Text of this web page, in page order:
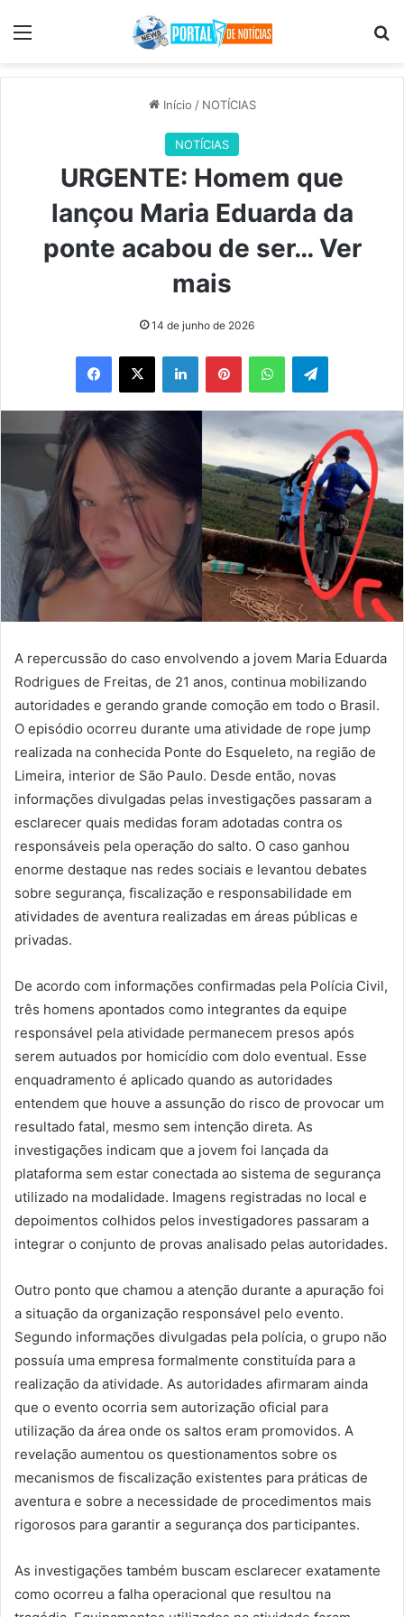
Menu
Início / NOTÍCIAS
NOTÍCIAS
URGENTE: Homem que
lançou Maria Eduarda da
ponte acabou de ser… Ver
mais
14 de junho de 2026
Facebook
X LinkedinPinterestWhatsAppTelegram
A repercussão do caso envolvendo a jovem Maria Eduarda
Rodrigues de Freitas, de 21 anos, continua mobilizando
autoridades e gerando grande comoção em todo o Brasil.
O episódio ocorreu durante uma atividade de rope jump
realizada na conhecida Ponte do Esqueleto, na região de
Limeira, interior de São Paulo. Desde então, novas
informações divulgadas pelas investigações passaram a
esclarecer quais medidas foram adotadas contra os
responsáveis pela operação do salto. O caso ganhou
enorme destaque nas redes sociais e levantou debates
sobre segurança, fiscalização e responsabilidade em
atividades de aventura realizadas em áreas públicas e
privadas.
De acordo com informações confirmadas pela Polícia Civil,
três homens apontados como integrantes da equipe
responsável pela atividade permanecem presos após
serem autuados por homicídio com dolo eventual. Esse
enquadramento é aplicado quando as autoridades
entendem que houve a assunção do risco de provocar um
resultado fatal, mesmo sem intenção direta. As
investigações indicam que a jovem foi lançada da
plataforma sem estar conectada ao sistema de segurança
utilizado na modalidade. Imagens registradas no local e
depoimentos colhidos pelos investigadores passaram a
integrar o conjunto de provas analisado pelas autoridades.
Outro ponto que chamou a atenção durante a apuração foi
a situação da organização responsável pelo evento.
Segundo informações divulgadas pela polícia, o grupo não
possuía uma empresa formalmente constituída para a
realização da atividade. As autoridades afirmaram ainda
que o evento ocorria sem autorização oficial para
utilização da área onde os saltos eram promovidos. A
revelação aumentou os questionamentos sobre os
mecanismos de fiscalização existentes para práticas de
aventura e sobre a necessidade de procedimentos mais
rigorosos para garantir a segurança dos participantes.
As investigações também buscam esclarecer exatamente
como ocorreu a falha operacional que resultou na